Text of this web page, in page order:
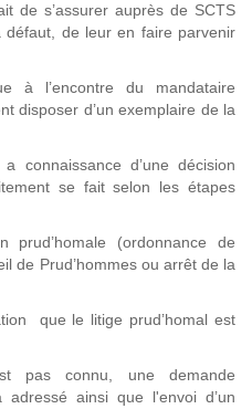
de s’assurer auprès de SCTS
défaut, de leur en faire parvenir
à l’encontre du mandataire
disposer d’un exemplaire de la
connaissance d’une décision
se fait selon les étapes
prud’homale (ordonnance de
de Prud’hommes ou arrêt de la
que le litige prud’homal est
pas connu, une demande
adressé ainsi que l'envoi d’un